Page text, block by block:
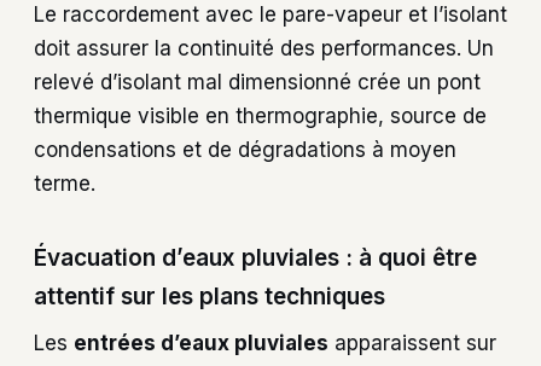
Le raccordement avec le pare-vapeur et l’isolant
doit assurer la continuité des performances. Un
relevé d’isolant mal dimensionné crée un pont
thermique visible en thermographie, source de
condensations et de dégradations à moyen
terme.
Évacuation d’eaux pluviales : à quoi être
attentif sur les plans techniques
Les entrées d’eaux pluviales apparaissent sur